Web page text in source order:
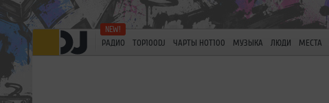
РАДИО TOP100DJ ЧАРТЫ HOT100 МУЗЫКА ЛЮДИ МЕСТА